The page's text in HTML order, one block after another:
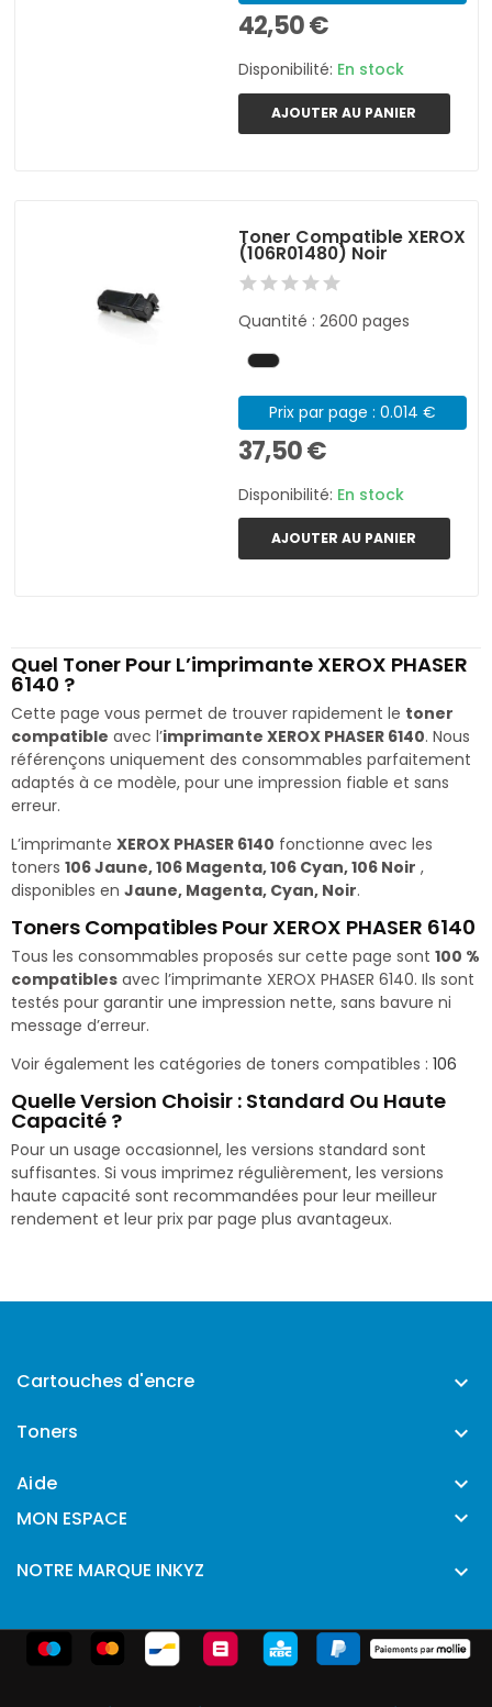
42,50 €
Disponibilité: En stock
AJOUTER AU PANIER
Toner Compatible XEROX
(106R01480) Noir
Quantité : 2600 pages
Prix par page : 0.014 €
37,50 €
Disponibilité: En stock
AJOUTER AU PANIER
Quel Toner Pour L’imprimante XEROX PHASER
6140 ?
Cette page vous permet de trouver rapidement le toner
compatible avec l’imprimante XEROX PHASER 6140. Nous
référençons uniquement des consommables parfaitement
adaptés à ce modèle, pour une impression fiable et sans
erreur.
L’imprimante XEROX PHASER 6140 fonctionne avec les
toners 106 Jaune, 106 Magenta, 106 Cyan, 106 Noir ,
disponibles en Jaune, Magenta, Cyan, Noir.
Toners Compatibles Pour XEROX PHASER 6140
Tous les consommables proposés sur cette page sont 100 %
compatibles avec l’imprimante XEROX PHASER 6140. Ils sont
testés pour garantir une impression nette, sans bavure ni
message d’erreur.
Voir également les catégories de toners compatibles : 106
Quelle Version Choisir : Standard Ou Haute
Capacité ?
Pour un usage occasionnel, les versions standard sont
suffisantes. Si vous imprimez régulièrement, les versions
haute capacité sont recommandées pour leur meilleur
rendement et leur prix par page plus avantageux.
Cartouches d'encre 
Toners 
Aide 
MON ESPACE 
NOTRE MARQUE INKYZ 